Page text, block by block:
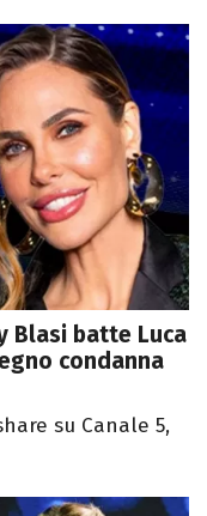
Blasi batte Luca
condanna
su Canale 5,